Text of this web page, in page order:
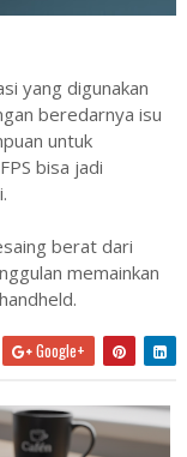
yang digunakan
beredarnya isu
untuk
bisa jadi
berat dari
memainkan
Google+